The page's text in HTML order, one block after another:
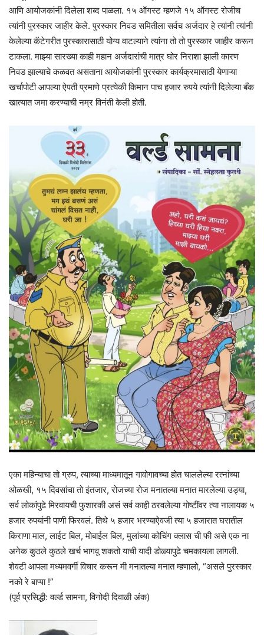
आणि आयोजकांनी दिलेला शब्द पाळला. १५ ऑगस्ट म्हणजे १५ ऑगस्ट रोजीच
त्यांनी पुरस्कार जाहीर केले. पुरस्कार निवड समितीला सर्वच अर्जदार हे त्यांनी त्यांनी
केलेल्या कॅटेगरीत पुरस्कारासाठी योग्य वाटल्याने त्यांना तो तो पुरस्कार जाहीर करून
टाकला. माझ्या सारख्या काही महान अर्जदारांची मात्र घोर निराशा झाली कारण
निवड झाल्याचे कळवत असताना आयोजकांनी पुरस्कार कार्यक्रमासाठी येणाऱ्या
खर्चापोटी आपल्या ऐपती प्रमाणे प्रत्येकी किमान पाच हजार रुपये त्यांनी दिलेल्या बँक
खात्यात जमा करण्याची नम्र विनंती केली होती.
एका महिन्याचा तो ग्रुप, त्याच्या माध्यमातून गावोगावच्या होत चाललेल्या रत्नांच्या
ओळखी, १५ दिवसांचा तो इंतजार, रोजच्या रोज मनातल्या मनात मारलेल्या उड्या,
सर्व लोकांपुढे मिरवायची फुशारकी असं सर्व काही ठरवलेल्या गोष्टींवर त्या नालायक ५
हजार रुपयांनी पाणी फिरवलं. तिथे ५ हजार भरण्याऐवजी त्या ५ हजारात घरातील
किराणा माल, लाईट बिल, मोबाईल बिल, मुलांच्या कोचिंग क्लास ची फी असे एक ना
अनेक कुठले कुठले खर्च भागवू शकतो याची यादी डोळ्यापुढे चमकायला लागली.
शेवटी आपला मध्यमवर्गी विचार करून मी मनातल्या मनात म्हणालो, “असले पुरस्कार
नको रे बाप्पा !”
(पूर्व प्रसिद्धी: वर्ल्ड सामना, विनोदी दिवाळी अंक)